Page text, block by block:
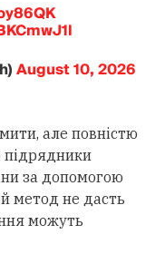
August 10, 2026
але повністю
підрядники
за допомогою
метод не дасть
можуть